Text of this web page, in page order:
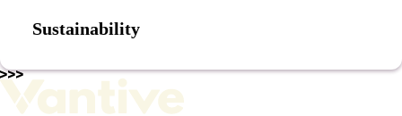
Sustainability